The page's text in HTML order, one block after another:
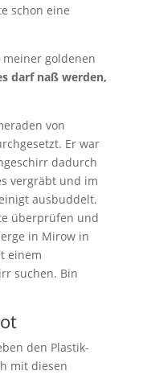
schon eine
goldenen
darf naß werden,
von
Er war
dadurch
vergräbt und im
ausbuddelt.
überprüfen und
in Mirow in
einem
suchen. Bin
den Plastik-
mit diesen